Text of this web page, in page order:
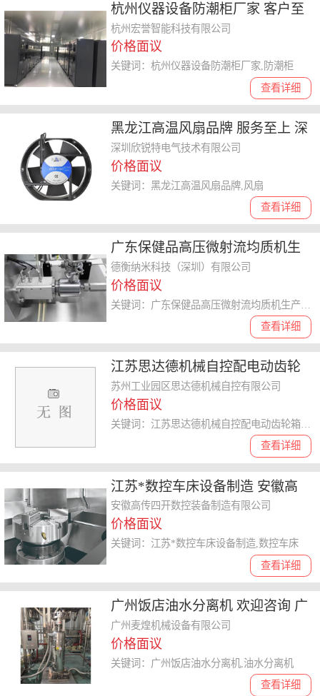
杭州仪器设备防潮柜厂家 客户至
上 杭州宏誉智能科技供应
杭州宏誉智能科技有限公司
价格面议
查看详细
关键词：杭州仪器设备防潮柜厂家,防潮柜
黑龙江高温风扇品牌 服务至上 深
圳欣锐特电子供应
深圳欣锐特电气技术有限公司
价格面议
查看详细
关键词：黑龙江高温风扇品牌,风扇
广东保健品高压微射流均质机生
产厂家 德衡纳米科技供应
德衡纳米科技（深圳）有限公司
价格面议
查看详细
江苏思达德机械自控配电动齿轮
箱应用范围 和谐共赢 苏州工业园
区思达德机械自控供应
苏州工业园区思达德机械自控有限公司
价格面议
查看详细
江苏*数控车床设备制造 安徽高
传四开数控装备供应
安徽高传四开数控装备制造有限公司
价格面议
查看详细
关键词：江苏*数控车床设备制造,数控车床
广州饭店油水分离机 欢迎咨询 广
州麦煌机械设备供应
广州麦煌机械设备有限公司
价格面议
查看详细
关键词：广州饭店油水分离机,油水分离机